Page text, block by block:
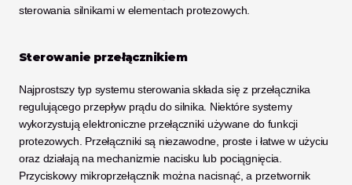
sterowania silnikami w elementach protezowych.
Sterowanie przełącznikiem
Najprostszy typ systemu sterowania składa się z przełącznika
regulującego przepływ prądu do silnika. Niektóre systemy
wykorzystują elektroniczne przełączniki używane do funkcji
protezowych. Przełączniki są niezawodne, proste i łatwe w użyciu
oraz działają na mechanizmie nacisku lub pociągnięcia.
Przyciskowy mikroprzełącznik można nacisnąć, a przetwornik